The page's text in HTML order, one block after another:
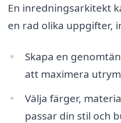
En inredningsarkitekt
en rad olika uppgifter,
Skapa en
att maximera
Välja färger,
passar din stil och